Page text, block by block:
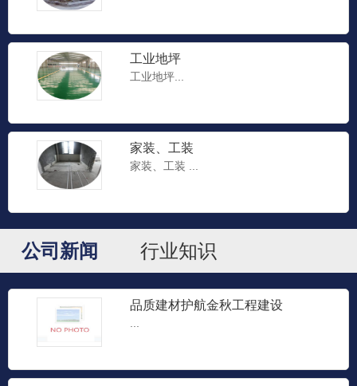
工业地坪
工业地坪...
家装、工装
家装、工装 ...
公司新闻 行业知识
品质建材护航金秋工程建设